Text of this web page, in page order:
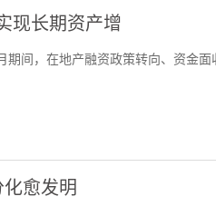
现长期资产增
期间，在地产融资政策转向、资金面
愈发明